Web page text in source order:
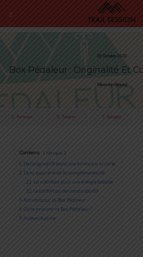
26 Octobre 2020
Box Pédaleur : Originalité Et
Sébastien Rémond
Partager Tweeter Épingler
Contenu Masquer
1
De l’originalité dans une formule à la carte
2 De la qualité et de la complémentarité
2.1
La nutrition pour une énergie boostée
2.2 Le confort au service du sportif
3 Mon avis sur la Box Pédaleur
4 Où se procurer la Box Pédaleur ?
5 Auteur/Autrice